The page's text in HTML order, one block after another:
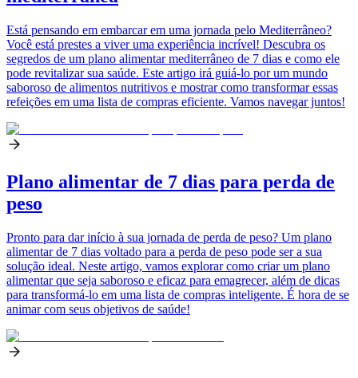
Está pensando em embarcar em uma jornada pelo Mediterrâneo?
Você está prestes a viver uma experiência incrível! Descubra os
segredos de um plano alimentar mediterrâneo de 7 dias e como ele
pode revitalizar sua saúde. Este artigo irá guiá-lo por um mundo
saboroso de alimentos nutritivos e mostrar como transformar essas
refeições em uma lista de compras eficiente. Vamos navegar juntos!
Plano alimentar de 7 dias para perda de
peso
Pronto para dar início à sua jornada de perda de peso? Um plano
alimentar de 7 dias voltado para a perda de peso pode ser a sua
solução ideal. Neste artigo, vamos explorar como criar um plano
alimentar que seja saboroso e eficaz para emagrecer, além de dicas
para transformá-lo em uma lista de compras inteligente. É hora de se
animar com seus objetivos de saúde!